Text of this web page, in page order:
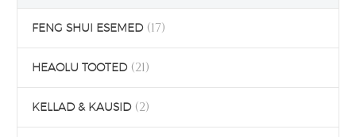
FENG SHUI ESEMED (17)
HEAOLU TOOTED (21)
KELLAD & KAUSID (2)